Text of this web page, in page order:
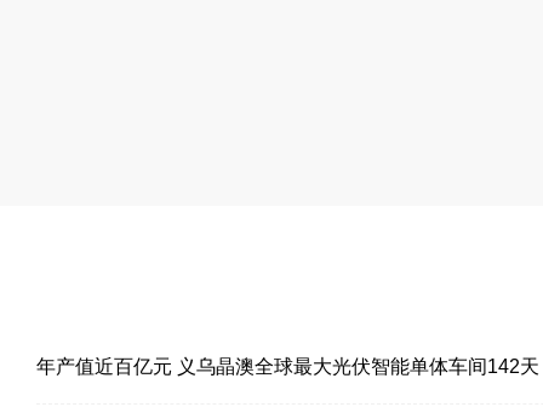
年产值近百亿元 义乌晶澳全球最大光伏智能单体车间142天